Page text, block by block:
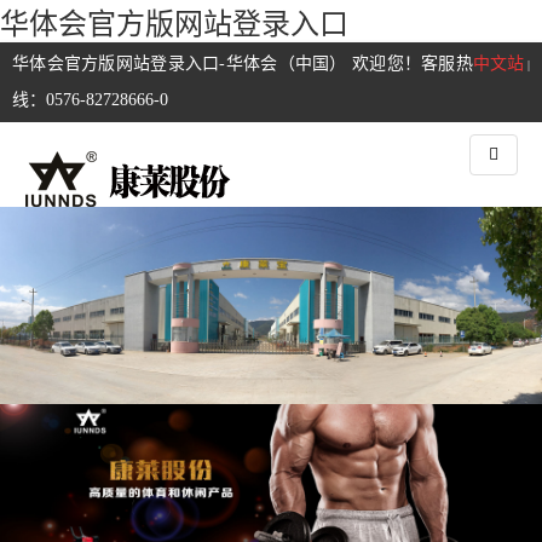
华体会官方版网站登录入口
中文站 |
华体会官方版网站登录入口-华体会（中国） 欢迎您！客服热
线：0576-82728666-0